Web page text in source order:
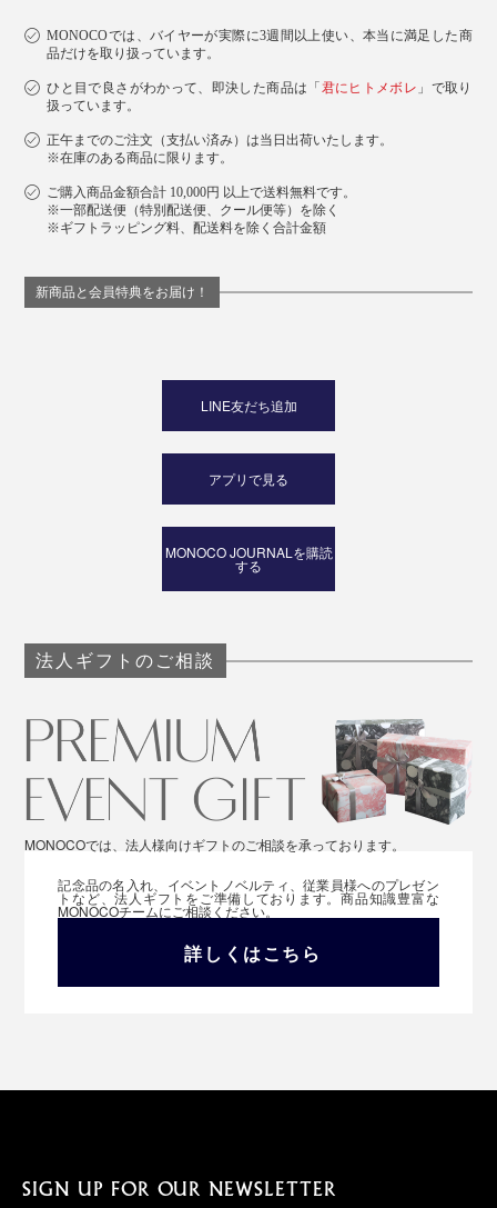
MONOCOでは、バイヤーが実際に3週間以上使い、本当に満足した商
品だけを取り扱っています。
ひと目で良さがわかって、即決した商品は「 君にヒトメボレ 」で取り
扱っています。
正午までのご注文（支払い済み）は当日出荷いたします。
※在庫のある商品に限ります。
ご購入商品金額合計 10,000円 以上で送料無料です。
※一部配送便（特別配送便、クール便等）を除く
※ギフトラッピング料、配送料を除く合計金額
新商品と会員特典をお届け！
LINE友だち追加
アプリで見る
MONOCO JOURNALを購読
する
法人ギフトのご相談
MONOCOでは、法人様向けギフトのご相談を承っております。
記念品の名入れ、イベントノベルティ、従業員様へのプレゼン
トなど、法人ギフトをご準備しております。商品知識豊富な
MONOCOチームにご相談ください。
詳しくはこちら
SIGN UP FOR OUR NEWSLETTER